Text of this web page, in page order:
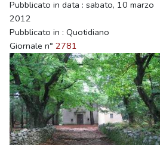
Pubblicato in data : sabato, 10 marzo
2012
Pubblicato in : Quotidiano
Giornale n° 2781